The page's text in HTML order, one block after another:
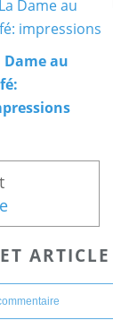
Dame au
ARTICLE